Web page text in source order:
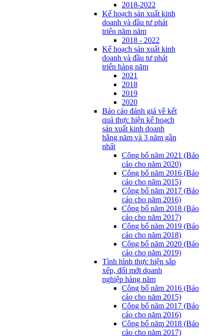
2018-2022
Kế hoạch sản xuất kinh
doanh và đầu tư phát
triển năm năm
2018 - 2022
Kế hoạch sản xuất kinh
doanh và đầu tư phát
triển hàng năm
2021
2018
2019
2020
Báo cáo đánh giá về kết
quả thực hiện kế hoạch
sản xuất kinh doanh
hằng năm và 3 năm gần
nhất
Công bố năm 2021 (Báo
cáo cho năm 2020)
Công bố năm 2016 (Báo
cáo cho năm 2015)
Công bố năm 2017 (Báo
cáo cho năm 2016)
Công bố năm 2018 (Báo
cáo cho năm 2017)
Công bố năm 2019 (Báo
cáo cho năm 2018)
Công bố năm 2020 (Báo
cáo cho năm 2019)
Tình hình thực hiện sắp
xếp, đổi mới doanh
nghiệp hàng năm
Công bố năm 2016 (Báo
cáo cho năm 2015)
Công bố năm 2017 (Báo
cáo cho năm 2016)
Công bố năm 2018 (Báo
cáo cho năm 2017)